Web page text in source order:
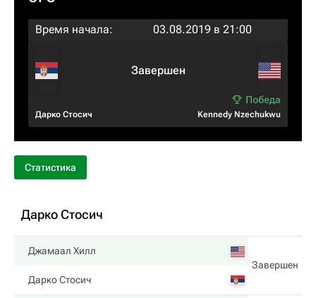
Время начала: 03.08.2019 в 21:00
Дарко Стосич
Завершен
Kennedy Nzechukwu
Статистика
Дарко Стосич
Джамаал Хилл
Завершен
Дарко Стосич